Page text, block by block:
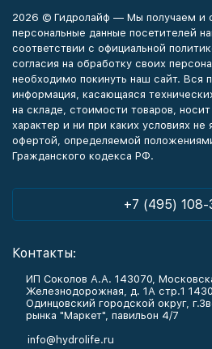
2026 © Гидролайф — Мы получаем и
персональные данные посетителей
соответствии с официальной
согласия на обработку своих
необходимо покинуть наш сайт. Вся
информация, касающаяся
на складе, стоимости товаров,
характер и ни при каких условиях не
офертой, определяемой
Гражданского кодекса РФ.
+7 (495) 108-
Контакты:
ИП Соколов А.А. 143070,
Железнодорожная, д. 1А стр.1
Одинцовский городской округ,
рынка "Маркет", павильон 4/7
info@hydrolife.ru